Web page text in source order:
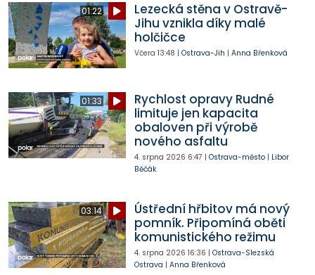
01:22
Lezecká stěna v Ostravě-
Jihu vznikla díky malé
holčičce
Včera 13:48 | Ostrava-Jih | Anna Břenková
01:33
Rychlost opravy Rudné
limituje jen kapacita
obaloven při výrobě
nového asfaltu
4. srpna 2026 6:47 | Ostrava-město| Libor
Běčák
03:14
Ústřední hřbitov má nový
pomník. Připomíná oběti
komunistického režimu
4. srpna 2026 16:36 | Ostrava-Slezská
Ostrava | Anna Břenková